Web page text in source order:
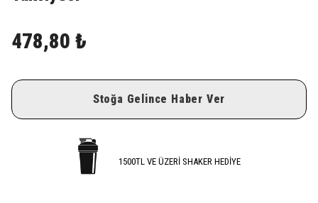
478,80 ₺
Stoğa Gelince Haber Ver
1500TL VE ÜZERİ SHAKER HEDİYE